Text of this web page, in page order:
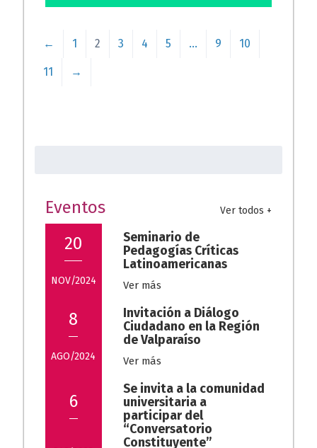
← 1 2 3 4 5 … 9 10
11 →
Eventos Ver todos +
20
NOV/2024
Seminario de
Pedagogías Críticas
Latinoamericanas
Ver más
8
AGO/2024
Invitación a Diálogo
Ciudadano en la Región
de Valparaíso
Ver más
6
Se invita a la comunidad
universitaria a
participar del
“Conversatorio
Constituyente”